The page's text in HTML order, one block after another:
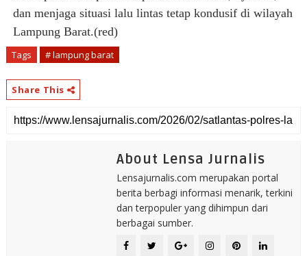
dan menjaga situasi lalu lintas tetap kondusif di wilayah
Lampung Barat.(red)
Tags # lampung barat
Share This
About Lensa Jurnalis
Lensajurnalis.com merupakan portal
berita berbagi informasi menarik, terkini
dan terpopuler yang dihimpun dari
berbagai sumber.